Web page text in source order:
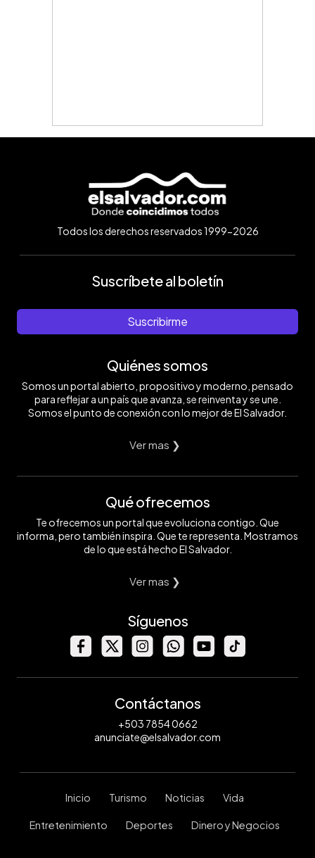
Todos los derechos reservados 1999-2026
Suscríbete al boletín
Suscribirme
Quiénes somos
Somos un portal abierto, propositivo y moderno, pensado
para reflejar a un país que avanza, se reinventa y se une.
Somos el punto de conexión con lo mejor de El Salvador.
Ver mas ❯
Qué ofrecemos
Te ofrecemos un portal que evoluciona contigo. Que
informa, pero también inspira. Que te representa. Mostramos
de lo que está hecho El Salvador.
Ver mas ❯
Síguenos
Contáctanos
+503 7854 0662
anunciate@elsalvador.com
Inicio Turismo Noticias Vida
Entretenimiento Deportes Dinero y Negocios